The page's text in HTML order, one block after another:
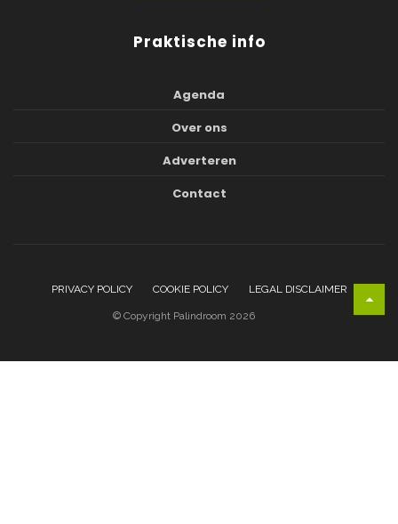
Praktische info
Agenda
Over ons
Adverteren
Contact
PRIVACY POLICY COOKIE POLICY LEGAL DISCLAIMER
© Copyright Palindroom 2026